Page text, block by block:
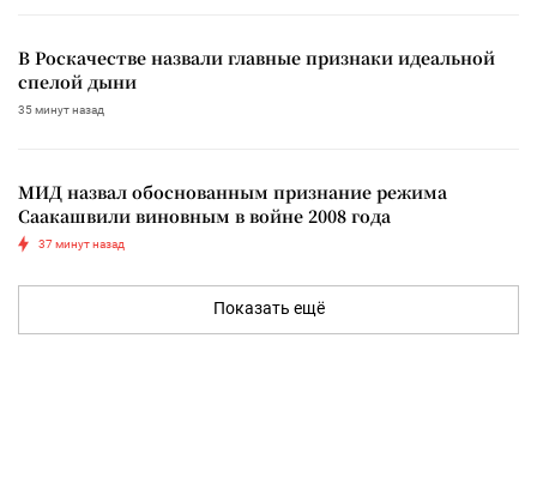
В Роскачестве назвали главные признаки идеальной
спелой дыни
35 минут назад
МИД назвал обоснованным признание режима
Саакашвили виновным в войне 2008 года
37 минут назад
Показать ещё